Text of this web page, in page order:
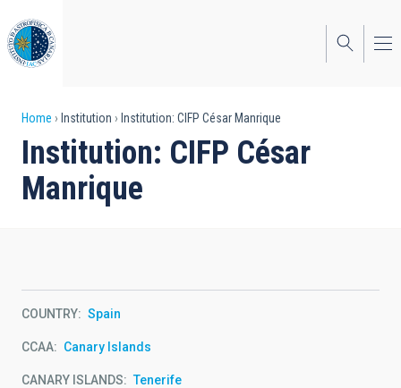
to
main
content
Breadcrumb
Home Institution Institution: CIFP César Manrique
Institution: CIFP César
Manrique
COUNTRY Spain
CCAA Canary Islands
CANARY ISLANDS Tenerife